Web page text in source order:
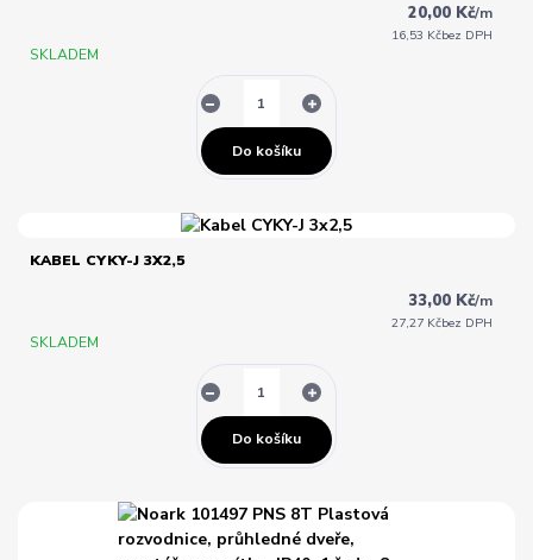
20,00 Kč/m
16,53 Kčbez DPH
SKLADEM
Do košíku
KABEL CYKY-J 3X2,5
33,00 Kč/m
27,27 Kčbez DPH
SKLADEM
Do košíku